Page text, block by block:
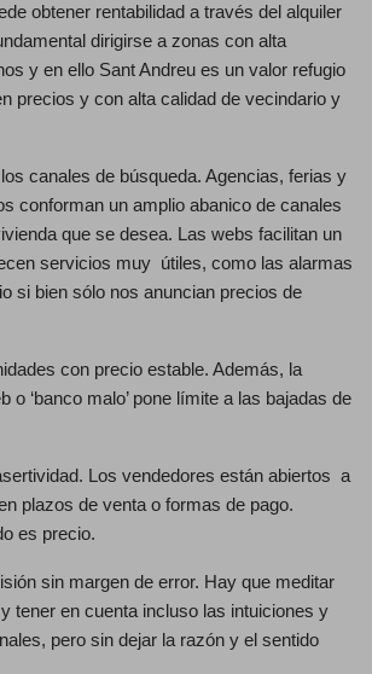
obtener rentabilidad a través del alquiler
dirigirse a zonas con alta
y en ello Sant Andreu es un valor refugio
precios y con alta calidad de vecindario y
canales de búsqueda. Agencias, ferias y
conforman un amplio abanico de canales
que se desea. Las webs facilitan un
servicios muy útiles, como las alarmas
si bien sólo nos anuncian precios de
con precio estable. Además, la
o ‘banco malo’ pone límite a las bajadas de
Los vendedores están abiertos a
plazos de venta o formas de pago.
es precio.
sin margen de error. Hay que meditar
tener en cuenta incluso las intuiciones y
pero sin dejar la razón y el sentido